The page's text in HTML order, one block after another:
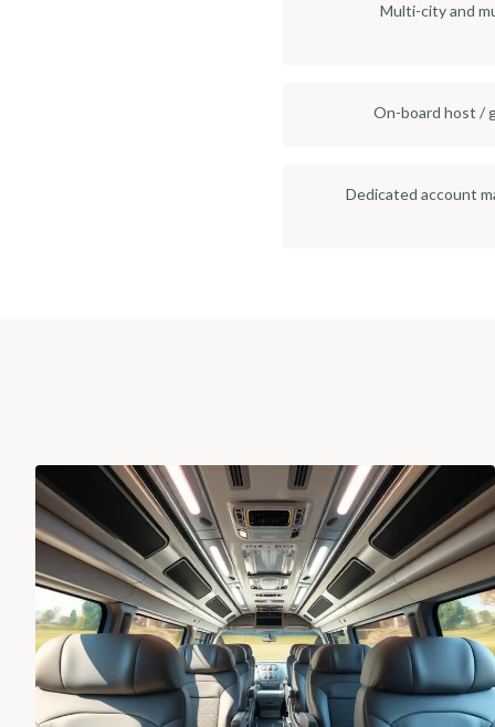
Multi-city and
On-board host /
Dedicated account